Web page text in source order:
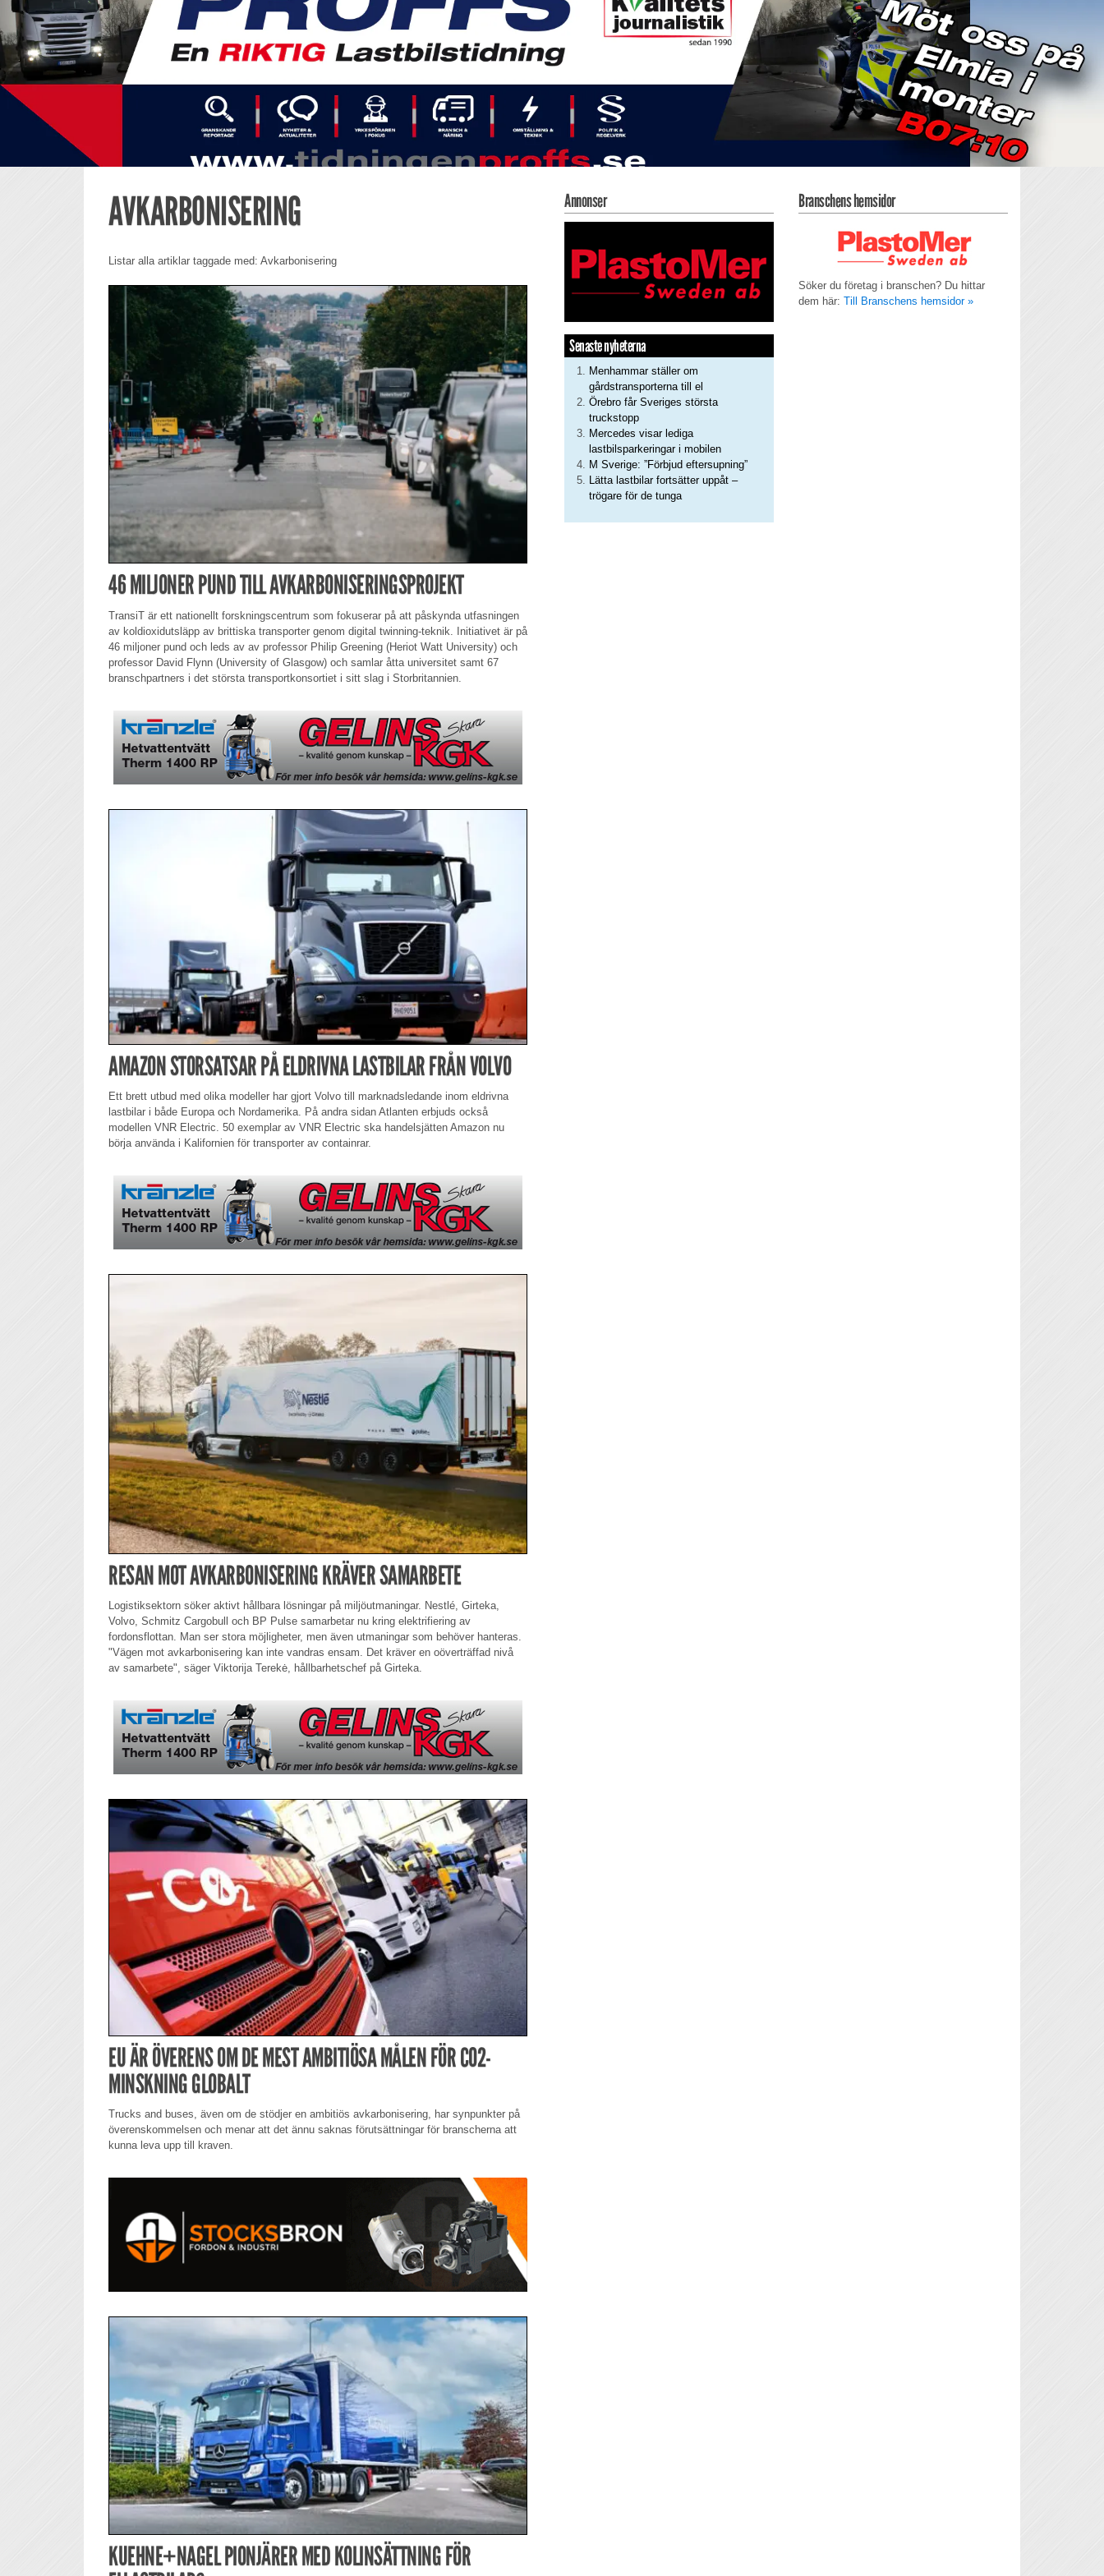
AVKARBONISERING
Listar alla artiklar taggade med: Avkarbonisering
46 MILJONER PUND TILL AVKARBONISERINGSPROJEKT
TransiT är ett nationellt forskningscentrum som fokuserar på att påskynda utfasningen
av koldioxidutsläpp av brittiska transporter genom digital twinning-teknik. Initiativet är på
46 miljoner pund och leds av av professor Philip Greening (Heriot Watt University) och
professor David Flynn (University of Glasgow) och samlar åtta universitet samt 67
branschpartners i det största transportkonsortiet i sitt slag i Storbritannien.
AMAZON STORSATSAR PÅ ELDRIVNA LASTBILAR FRÅN VOLVO
Ett brett utbud med olika modeller har gjort Volvo till marknadsledande inom eldrivna
lastbilar i både Europa och Nordamerika. På andra sidan Atlanten erbjuds också
modellen VNR Electric. 50 exemplar av VNR Electric ska handelsjätten Amazon nu
börja använda i Kalifornien för transporter av containrar.
RESAN MOT AVKARBONISERING KRÄVER SAMARBETE
Logistiksektorn söker aktivt hållbara lösningar på miljöutmaningar. Nestlé, Girteka,
Volvo, Schmitz Cargobull och BP Pulse samarbetar nu kring elektrifiering av
fordonsflottan. Man ser stora möjligheter, men även utmaningar som behöver hanteras.
"Vägen mot avkarbonisering kan inte vandras ensam. Det kräver en oöverträffad nivå
av samarbete", säger Viktorija Terekė, hållbarhetschef på Girteka.
EU ÄR ÖVERENS OM DE MEST AMBITIÖSA MÅLEN FÖR CO2-
MINSKNING GLOBALT
Trucks and buses, även om de stödjer en ambitiös avkarbonisering, har synpunkter på
överenskommelsen och menar att det ännu saknas förutsättningar för branscherna att
kunna leva upp till kraven.
KUEHNE+NAGEL PIONJÄRER MED KOLINSÄTTNING FÖR
Annonser
Senaste nyheterna
Menhammar ställer om
gårdstransporterna till el
Örebro får Sveriges största
truckstopp
Mercedes visar lediga
lastbilsparkeringar i mobilen
M Sverige: ”Förbjud eftersupning”
Lätta lastbilar fortsätter uppåt –
trögare för de tunga
Branschens hemsidor
Söker du företag i branschen? Du hittar
dem här: Till Branschens hemsidor »